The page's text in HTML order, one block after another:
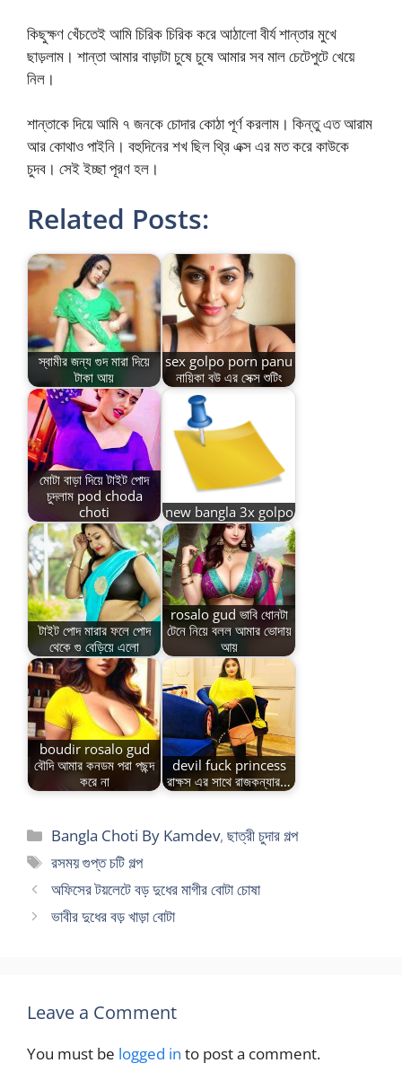
কিছুক্ষণ খেঁচতেই আমি চিরিক চিরিক করে আঠালো বীর্য শান্তার মুখে
ছাড়লাম। শান্তা আমার বাড়াটা চুষে চুষে আমার সব মাল চেটেপুটে খেয়ে
নিল।
শান্তাকে দিয়ে আমি ৭ জনকে চোদার কোঠা পূর্ণ করলাম। কিন্তু এত আরাম
আর কোথাও পাইনি। বহুদিনের শখ ছিল থ্রি এক্স এর মত করে কাউকে
চুদব। সেই ইচ্ছা পূরণ হল।
Related Posts:
স্বামীর জন্য গুদ মারা দিয়ে
টাকা আয়
sex golpo porn panu
নায়িকা বউ এর সেক্স শুটিং
মোটা বাড়া দিয়ে টাইট পোদ
চুদলাম pod choda
choti
new bangla 3x golpo
টাইট পোদ মারার ফলে পোদ
থেকে গু বেড়িয়ে এলো
rosalo gud ভাবি ধোনটা
টেনে নিয়ে বলল আমার ভোদায়
আয়
boudir rosalo gud
বৌদি আমার কনডম পরা পছন্দ
করে না
devil fuck princess
রাক্ষস এর সাথে রাজকন্যার…
Categories
Bangla Choti By Kamdev,ছাত্রী চুদার গল্প
Tags
রসময় গুপ্ত চটি গল্প
অফিসের টয়লেটে বড় দুধের মাগীর বোটা চোষা
ভাবীর দুধের বড় খাড়া বোটা
Leave a Comment
You must be logged in to post a comment.